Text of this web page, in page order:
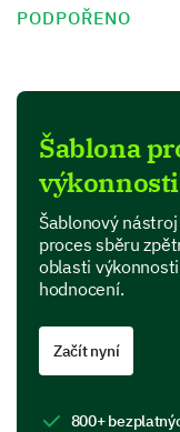
1 2
Which of the
development
to access this
as you wish.
Training
Peer
PODPOŘENO
Šablona
Šablonový
proces sběru
oblasti
hodnocení.
Začít nyní
800+